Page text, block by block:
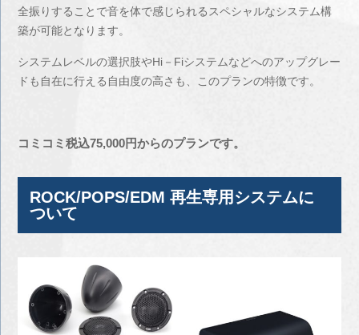
全振りすることで音を体で感じられるスペシャルなシステム構
築が可能となります。
システムレベルの選択肢やHi－Fiシステムなどへのアップグレー
ドも自在に行える自由度の高さも、このプランの特徴です。
コミコミ税込75,000円からのプランです。
ROCK/POPS/EDM 再生専用システムに
ついて